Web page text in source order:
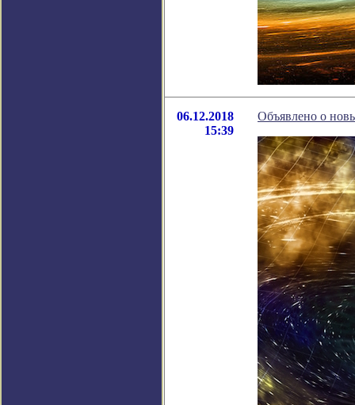
06.12.2018
15:39
Объявлено о